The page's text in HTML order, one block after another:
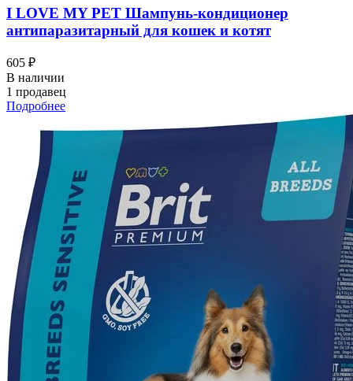
I LOVЕ MY PET Шампунь-кондиционер
антипаразитарный для кошек и котят
605 ₽
В наличии
1 продавец
Подробнее